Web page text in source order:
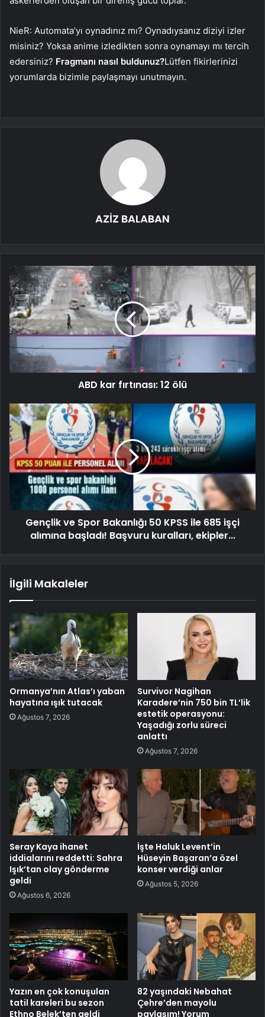
NieR: Automata’yı oynadınız mı? Oynadıysanız diziyi izler
misiniz? Yoksa anime izledikten sonra oynamayı mı tercih
edersiniz? Fragmanı nasıl buldunuz?Lütfen fikirlerinizi
yorumlarda bizimle paylaşmayı unutmayın.
AZİZ BALABAN
ABD kar fırtınası: 12 ölü
Gençlik ve Spor Bakanlığı 50 KPSS ile 685 işçi
alımına başladı! Başvuru kuralları, ekipler...
İlgili Makaleler
Ormanya’nın Atlas’ı yaban
hayatına ışık tutacak
Ağustos 7, 2026
Survivor Nagihan
Karadere’nin 750 bin TL’lik
estetik operasyonu:
Yaşadığı zorlu süreci
anlattı
Ağustos 7, 2026
Seray Kaya ihanet
iddialarını reddetti: Sahra
Işık’tan olay gönderme
geldi
Ağustos 6, 2026
İşte Haluk Levent’in
Hüseyin Başaran’a özel
konser verdiği anlar
Ağustos 5, 2026
Yazın en çok konuşulan
tatil kareleri bu sezon
Ethno Belek’ten geldi
82 yaşındaki Nebahat
Çehre’den mayolu
paylaşım! Yorum